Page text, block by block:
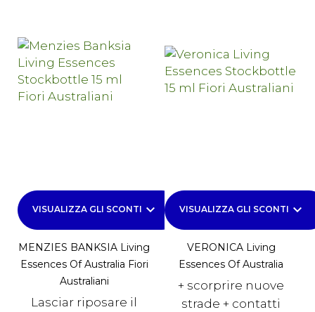
VISUALIZZA GLI SCONTI keyboard_arrow_down
MENZIES BANKSIA Living
Essences Of Australia Fiori
Australiani
Lasciar riposare il
VISUALIZZA GLI SCONTI keyboard_arrow_down
VERONICA Living
Essences Of Australia
+ scorprire nuove
strade + contatti